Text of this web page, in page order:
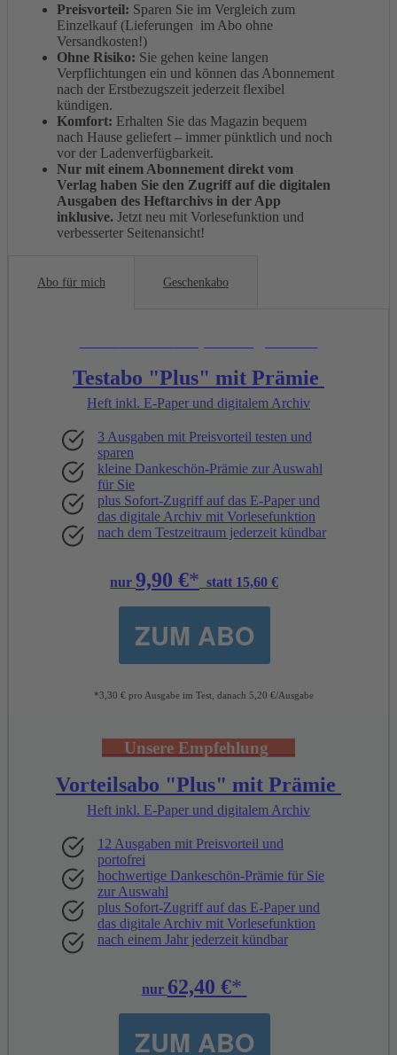
Preisvorteil: Sparen Sie im Vergleich zum
Einzelkauf (Lieferungen im Abo ohne
Versandkosten!)
Ohne Risiko: Sie gehen keine langen
Verpflichtungen ein und können das Abonnement
nach der Erstbezugszeit jederzeit flexibel
kündigen.
Komfort: Erhalten Sie das Magazin bequem
nach Hause geliefert – immer pünktlich und noch
vor der Ladenverfügbarkeit.
Nur mit einem Abonnement direkt vom
Verlag haben Sie den Zugriff auf die digitalen
Ausgaben des Heftarchivs in der App
inklusive. Jetzt neu mit Vorlesefunktion und
verbesserter Seitenansicht!
Abo für mich Geschenkabo
Testabo "Plus" mit Prämie
Heft inkl. E-Paper und digitalem Archiv
3 Ausgaben mit Preisvorteil testen und
sparen
kleine Dankeschön-Prämie zur Auswahl
für Sie
plus Sofort-Zugriff auf das E-Paper und
das digitale Archiv mit Vorlesefunktion
nach dem Testzeitraum jederzeit kündbar
nur 9,90 €* statt 15,60 €
ZUM ABO
*3,30 € pro Ausgabe im Test, danach 5,20 €/Ausgabe
Unsere Empfehlung
Vorteilsabo "Plus" mit Prämie
Heft inkl. E-Paper und digitalem Archiv
12 Ausgaben mit Preisvorteil und
portofrei
hochwertige Dankeschön-Prämie für Sie
zur Auswahl
plus Sofort-Zugriff auf das E-Paper und
das digitale Archiv mit Vorlesefunktion
nach einem Jahr jederzeit kündbar
nur 62,40 €*
ZUM ABO